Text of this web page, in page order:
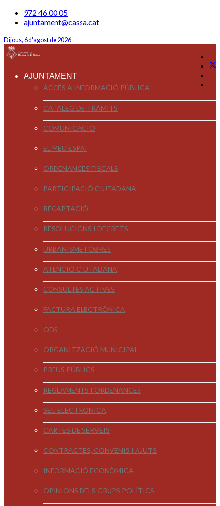
972 46 00 05
ajuntament@cassa.cat
Dijous, 6 d'agost de 2026
AJUNTAMENT
ACCÉS A INFORMACIÓ PÚBLICA
CATÀLEG DE TRÀMITS
COMUNICACIÓ
EL MEU ESPAI
ORDENANCES FISCALS
PARTICIPACIÓ CIUTADANA
RECAPTACIÓ
RESOLUCIONS I DECRETS
URBANISME I OBRES
ATENCIÓ CIUTADANA
CONSULTES ACTIVES
FACTURA ELECTRÒNICA
ODS
ORGANITZACIÓ MUNICIPAL
PREUS PÚBLICS
REGLAMENTS I ORDENANCES
SEU ELECTRÒNICA
CARTES DE SERVEIS
CONTRACTES, CONVENIS I AJUTS
INFORMACIÓ ECONÒMICA
OPINIONS DELS GRUPS POLÍTICS